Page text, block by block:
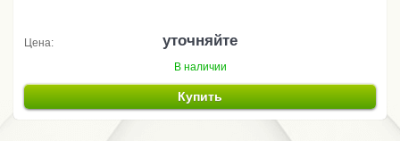
Цена: уточняйте
В наличии
Купить